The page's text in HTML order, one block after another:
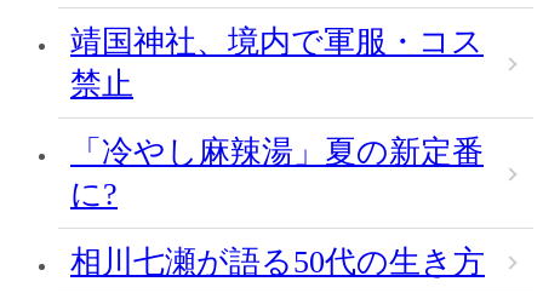
靖国神社、境内で軍服・コス
禁止
「冷やし麻辣湯」夏の新定番
に?
相川七瀬が語る50代の生き方